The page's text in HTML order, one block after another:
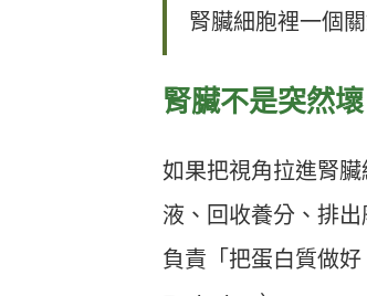
腎臟細胞裡一個
腎臟不是突然
如果把視角拉進腎
液、回收養分、排
負責「把蛋白質做